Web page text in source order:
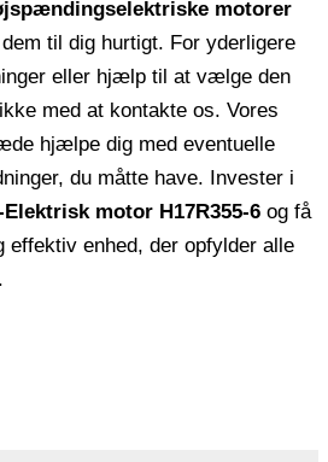
motorer
til dig hurtigt. For yderligere
eller hjælp til at vælge den
med at kontakte os. Vores
hjælpe dig med eventuelle
du måtte have. Invester i
Elektrisk motor H17R355-6 og få
effektiv enhed, der opfylder alle